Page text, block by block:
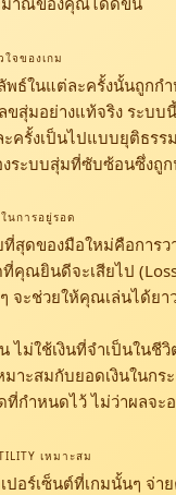
จของเกม
ธ์ในแต่ละครั้งนั้นถูกก
ขสุ่มอย่างแท้จริง ระบ
ครั้งเป็นไปแบบยุติธร
ระบบสุ่มที่ซับซ้อนซึ่งถู
นการอยู่รอด
ดของมือใหม่คือการว
ณยินดีจะเสียไป
จะช่วยให้คุณเล่นได้ย
ไม่ใช้เงินที่จำเป็นในชี
าะสมกับยอดเงินในกระ
ที่กำหนดไว้ ไม่ว่าผลจะ
เหมาะสม
ปอร์เซ็นต์ที่เกมนั้นๆ จ่